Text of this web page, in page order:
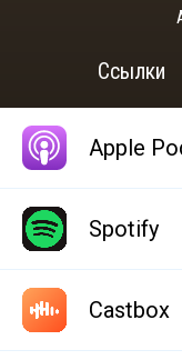
Ссылки
Apple
Spotify
Castbox